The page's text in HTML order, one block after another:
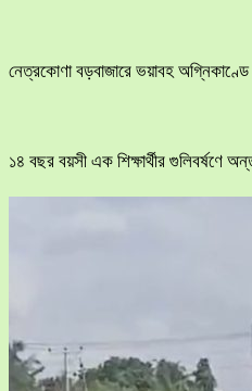
নেত্রকোণা বড়বাজারে ভয়াবহ অগ্নিকাণ্ডে
১৪ বছর বয়সী এক শিক্ষার্থীর